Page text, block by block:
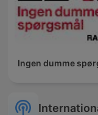
Ingen dumme